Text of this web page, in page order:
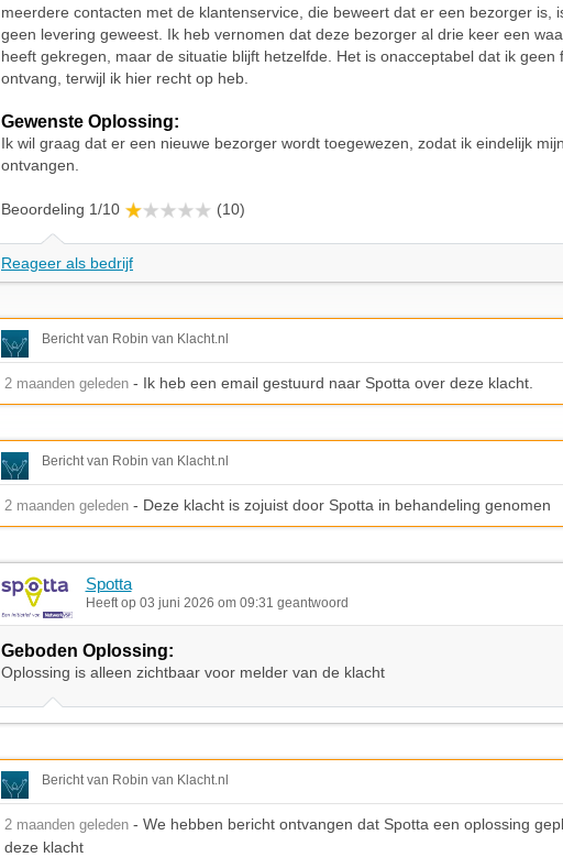
meerdere contacten met de klantenservice, die beweert dat er een bezorger is,
geen levering geweest. Ik heb vernomen dat deze bezorger al drie keer een
heeft gekregen, maar de situatie blijft hetzelfde. Het is onacceptabel dat ik geen
ontvang, terwijl ik hier recht op heb.
Gewenste Oplossing:
Ik wil graag dat er een nieuwe bezorger wordt toegewezen, zodat ik eindelijk
ontvangen.
Beoordeling 1/10 (10)
Reageer als bedrijf
Bericht van Robin van Klacht.nl
2 maanden geleden - Ik heb een email gestuurd naar Spotta over deze klacht.
Bericht van Robin van Klacht.nl
2 maanden geleden - Deze klacht is zojuist door Spotta in behandeling genomen
Spotta
Heeft op 03 juni 2026 om 09:31 geantwoord
Geboden Oplossing:
Oplossing is alleen zichtbaar voor melder van de klacht
Bericht van Robin van Klacht.nl
2 maanden geleden - We hebben bericht ontvangen dat Spotta een oplossing
deze klacht